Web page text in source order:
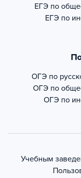
ЕГЭ по
ЕГЭ по
ОГЭ по
ОГЭ по
ОГЭ по
Учебным